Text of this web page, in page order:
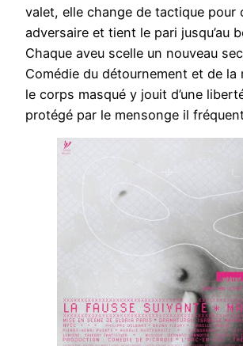
valet, elle change de tactique pour
adversaire et tient le pari jusqu’au
Chaque aveu scelle un nouveau
Comédie du détournement et de la
le corps masqué y jouit d’une
protégé par le mensonge il